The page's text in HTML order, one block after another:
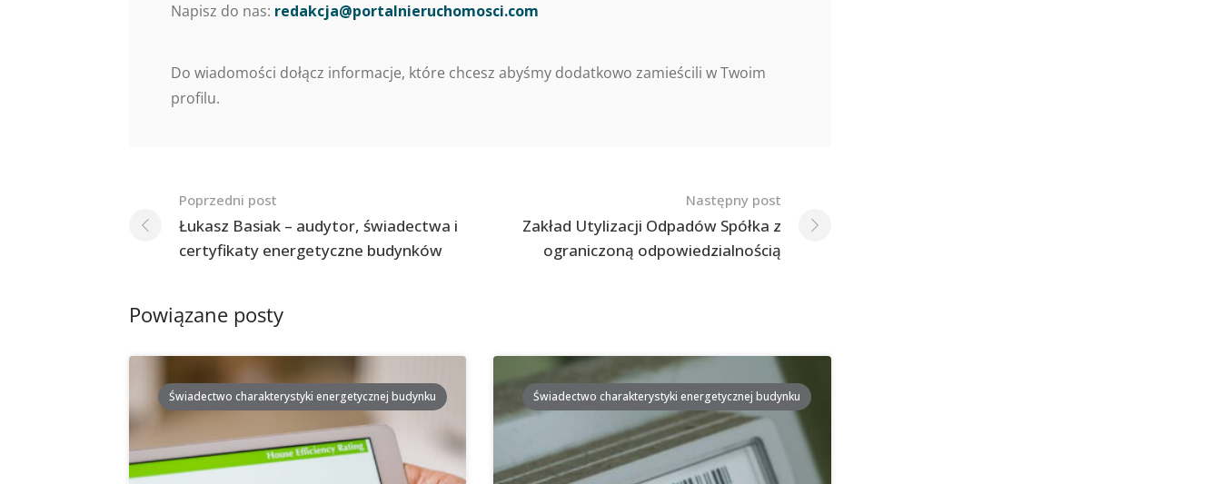
Napisz do nas: redakcja@portalnieruchomosci.com
Do wiadomości dołącz informacje, które chcesz abyśmy dodatkowo zamieścili w Twoim
profilu.
Nawigacja
po
postach
Poprzedni post
Łukasz Basiak – audytor, świadectwa i
certyfikaty energetyczne budynków
Następny post
Zakład Utylizacji Odpadów Spółka z
ograniczoną odpowiedzialnością
Powiązane posty
Świadectwo charakterystyki energetycznej budynku Świadectwo charakterystyki energetycznej budynku